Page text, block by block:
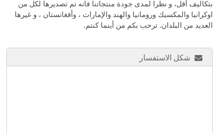
بتكاليف أقل، و نظرا لمدى جودة منتجاتنا فانه تم تصديرها لكل من
اوكرانيا والمكسيك ورومانيا والهند والإمارات ، وأفغانستان ، و غيرها
العديد من البلدان. ترحب بكم من أينما كنتم.
شكل الاستفسار